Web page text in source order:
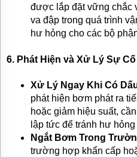
được lắp đặt vững chắc
va đập trong quá trình
hư hỏng cho các bộ
6. Phát Hiện và Xử Lý Sự
Xử Lý Ngay Khi Có
phát hiện bơm phát ra
hoặc giảm hiệu suất,
lập tức để tránh hư
Ngắt Bơm Trong
trường hợp khẩn cấp